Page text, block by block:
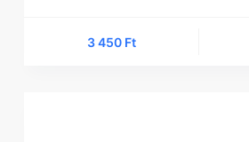
3 450 Ft